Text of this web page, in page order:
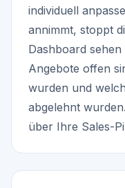
individuell
annimmt, stoppt
Dashboard
Angebote offen
wurden und
abgelehnt
über Ihre Sales-